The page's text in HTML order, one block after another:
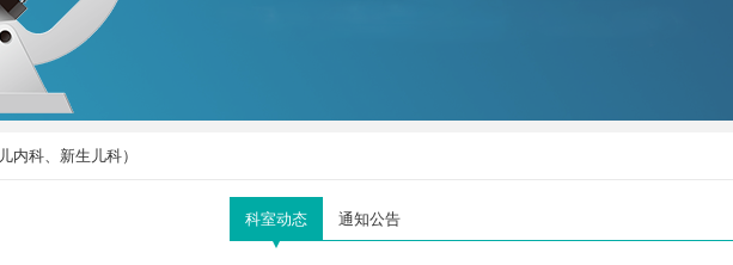
内科、新生儿科）
科室动态 通知公告